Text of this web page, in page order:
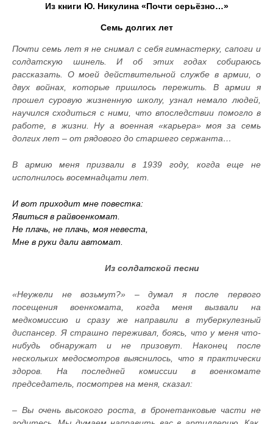
Из книги Ю. Никулина «Почти серьёзно…»
Семь долгих лет
Почти семь лет я не снимал с себя гимнастерку, сапоги и
солдатскую шинель. И об этих годах собираюсь
рассказать. О моей действительной службе в армии, о
двух войнах, которые пришлось пережить. В армии я
прошел суровую жизненную школу, узнал немало людей,
научился сходиться с ними, что впоследствии помогло в
работе, в жизни. Ну а военная «карьера» моя за семь
долгих лет – от рядового до старшего сержанта…
В армию меня призвали в 1939 году, когда еще не
исполнилось восемнадцати лет.
И вот приходит мне повестка:
Явиться в райвоенкомат.
Не плачь, не плачь, моя невеста,
Мне в руки дали автомат.
Из солдатской песни
«Неужели не возьмут?» – думал я после первого
посещения военкомата, когда меня вызвали на
медкомиссию и сразу же направили в туберкулезный
диспансер. Я страшно переживал, боясь, что у меня что-
нибудь обнаружат и не призовут. Наконец после
нескольких медосмотров выяснилось, что я практически
здоров. На последней комиссии в военкомате
председатель, посмотрев на меня, сказал:
– Вы очень высокого роста, в бронетанковые части не